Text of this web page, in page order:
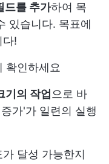
드를 추가하여 목
있습니다. 목표에
다!
확인하세요
기의 작업 으로 바
가'가 일련의 실행
달성 가능한지